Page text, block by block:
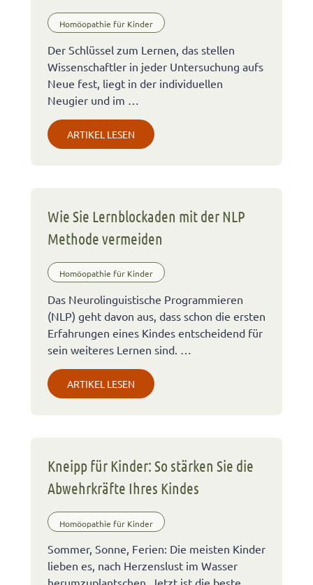
Homöopathie für Kinder
Der Schlüssel zum Lernen, das stellen
Wissenschaftler in jeder Untersuchung aufs
Neue fest, liegt in der individuellen
Neugier und im …
ARTIKEL LESEN
Wie Sie Lernblockaden mit der NLP
Methode vermeiden
Homöopathie für Kinder
Das Neurolinguistische Programmieren
(NLP) geht davon aus, dass schon die ersten
Erfahrungen eines Kindes entscheidend für
sein weiteres Lernen sind. …
ARTIKEL LESEN
Kneipp für Kinder: So stärken Sie die
Abwehrkräfte Ihres Kindes
Homöopathie für Kinder
Sommer, Sonne, Ferien: Die meisten Kinder
lieben es, nach Herzenslust im Wasser